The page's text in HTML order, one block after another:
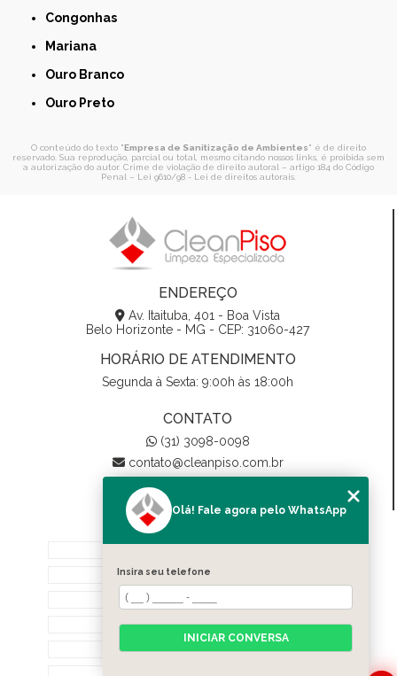
Congonhas
Mariana
Ouro Branco
Ouro Preto
O conteúdo do texto "Empresa de Sanitização de Ambientes" é de direito
reservado. Sua reprodução, parcial ou total, mesmo citando nossos links, é proibida sem
a autorização do autor. Crime de violação de direito autoral – artigo 184 do Código
Penal – Lei 9610/98 - Lei de direitos autorais
ENDEREÇO
Av. Itaituba, 401 - Boa Vista
Belo Horizonte - MG - CEP: 31060-427
HORÁRIO DE ATENDIMENTO
Segunda à Sexta: 9:00h às 18:00h
CONTATO
(31) 3098-0098
contato@cleanpiso.com.br
Quem Somos
Biodegradáveis
Serviços
Contato
Olá! Fale agora pelo WhatsApp
Insira seu telefone
INICIAR CONVERSA